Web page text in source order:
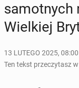
sa­mot­nych
Wiel­kiej
13 LUTEGO 2025, 08:00
Ten tekst przeczytasz